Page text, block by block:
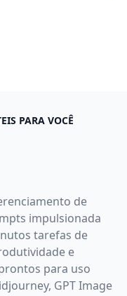
PARA VOCÊ
de
impulsionada
tarefas de
e
para uso
GPT Image